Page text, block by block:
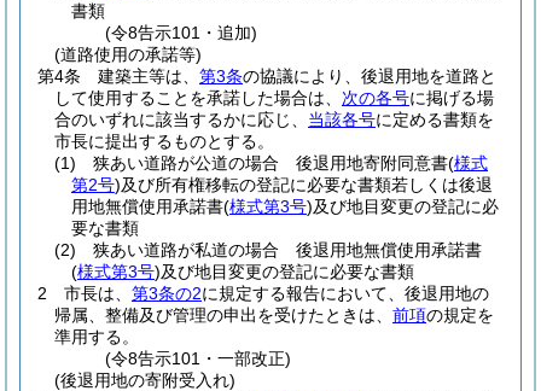
書類
(令8告示101・追加)
(道路使用の承諾等)
第4条
建築主等は、 第3条の協議により、後退用地を道路と
して使用することを承諾した場合は、 次の各号に掲げる場
合のいずれに該当するかに応じ、 当該各号に定める書類を
市長に提出するものとする。
(1)
狭あい道路が公道の場合 後退用地寄附同意書(様式
第2号)及び所有権移転の登記に必要な書類若しくは後退
用地無償使用承諾書(様式第3号)及び地目変更の登記に必
要な書類
(2)
狭あい道路が私道の場合 後退用地無償使用承諾書
(様式第3号)及び地目変更の登記に必要な書類
2
市長は、 第3条の2に規定する報告において、後退用地の
帰属、整備及び管理の申出を受けたときは、 前項の規定を
準用する。
(令8告示101・一部改正)
(後退用地の寄附受入れ)